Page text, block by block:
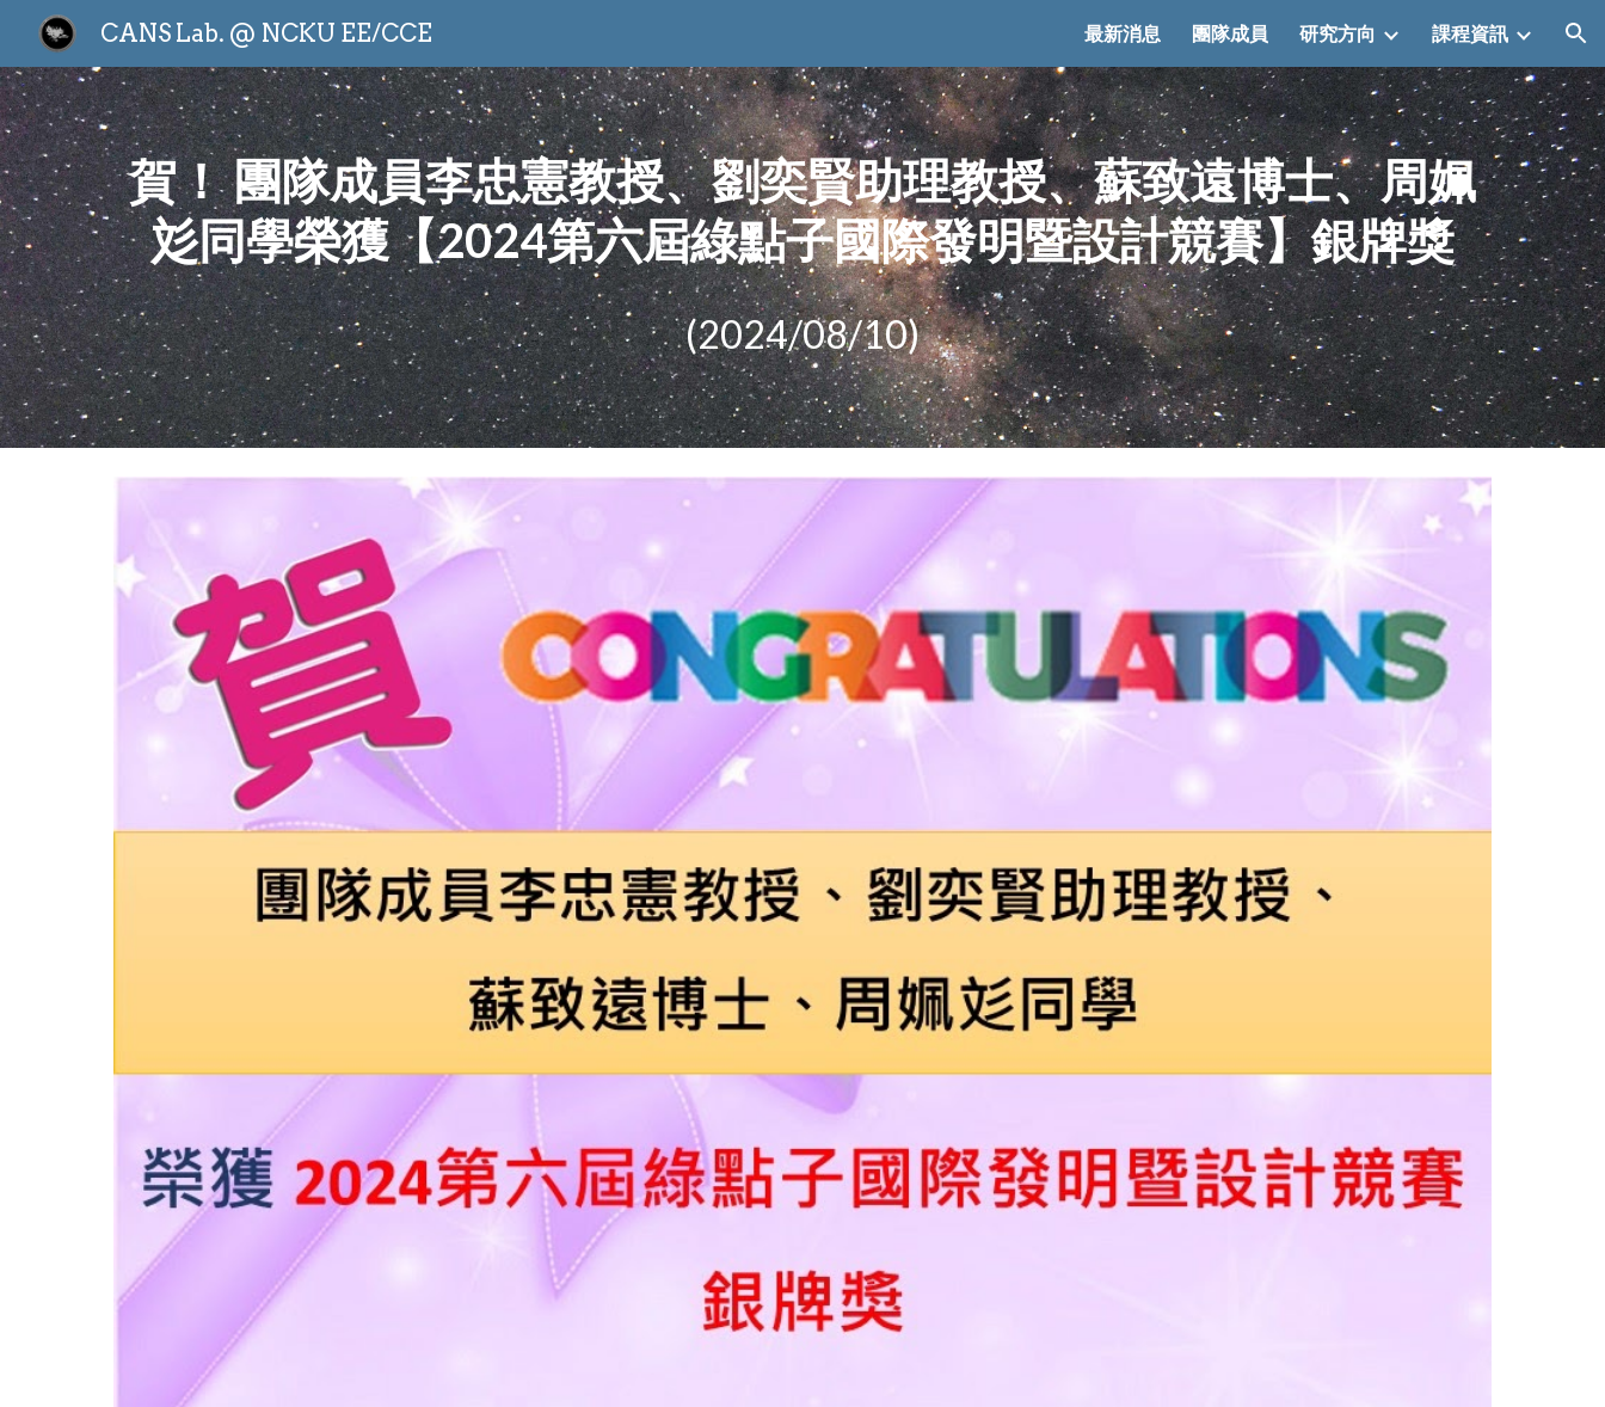
Skip to navigation
CANS Lab. @ NCKU EE/CCE 最新消息 團隊成員 研究方向 課程資訊
賀！ 團隊成員李忠憲教授、劉奕賢助理教授、蘇致遠博士、周姵
彣同學榮獲【2024第六屆綠點子國際發明暨設計競賽】銀牌獎
(2024/08/10)